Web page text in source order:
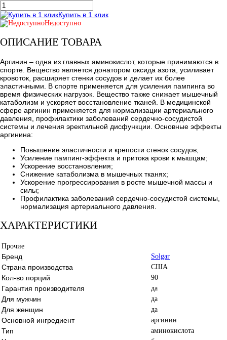
Купить в 1 клик
Недоступно
ОПИСАНИЕ ТОВАРА
Аргинин – одна из главных аминокислот, которые принимаются в
спорте. Вещество является донатором оксида азота, усиливает
кровоток, расширяет стенки сосудов и делает их более
эластичными. В спорте применяется для усиления пампинга во
время физических нагрузок. Вещество также снижает мышечный
катаболизм и ускоряет восстановление тканей. В медицинской
сфере аргинин применяется для нормализации артериального
давления, профилактики заболеваний сердечно-сосудистой
системы и лечения эректильной дисфункции. Основные эффекты
аргинина:
Повышение эластичности и крепости стенок сосудов;
Усиление пампинг-эффекта и притока крови к мышцам;
Ускорение восстановления;
Снижение катаболизма в мышечных тканях;
Ускорение прогрессирования в росте мышечной массы и
силы;
Профилактика заболеваний сердечно-сосудистой системы,
нормализация артериального давления.
ХАРАКТЕРИСТИКИ
Прочие
Бренд Solgar
Страна производства США
Кол-во порций 90
Гарантия производителя да
Для мужчин да
Для женщин да
Основной ингредиент аргинин
Тип аминокислота